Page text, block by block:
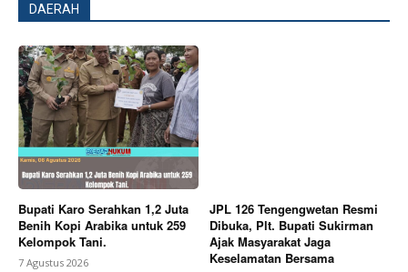
DAERAH
Bupati Karo Serahkan 1,2 Juta
Benih Kopi Arabika untuk 259
Kelompok Tani.
7 Agustus 2026
JPL 126 Tengengwetan Resmi
Dibuka, Plt. Bupati Sukirman
Ajak Masyarakat Jaga
Keselamatan Bersama